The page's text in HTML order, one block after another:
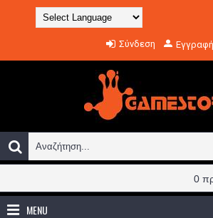
Translate Σύνδεση
Εγγραφή
0
MENU